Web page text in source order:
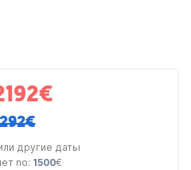
€
другие даты
no: 1500€